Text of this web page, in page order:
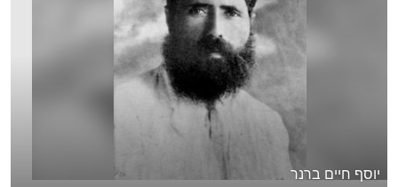
יוסף חיים ברנר